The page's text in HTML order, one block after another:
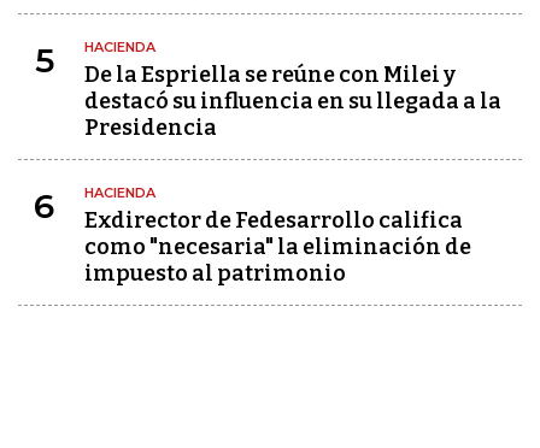
5 HACIENDA
De la Espriella se reúne con Milei y
destacó su influencia en su llegada a la
Presidencia
6 HACIENDA
Exdirector de Fedesarrollo califica
como "necesaria" la eliminación de
impuesto al patrimonio